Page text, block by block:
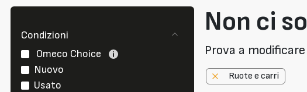
Condizioni
Omeco Choice
Nuovo
Usato
Non ci
Prova a
Ruote e carri